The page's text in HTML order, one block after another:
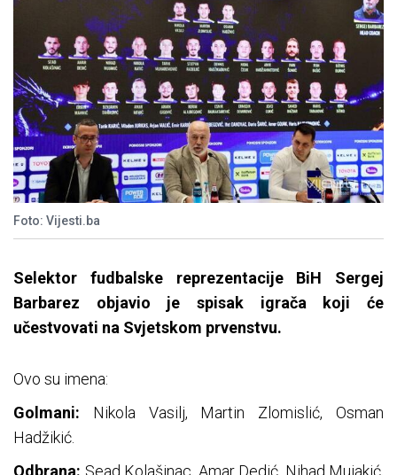
Foto: Vijesti.ba
Selektor fudbalske reprezentacije BiH Sergej
Barbarez objavio je spisak igrača koji će
učestvovati na Svjetskom prvenstvu.
Ovo su imena:
Golmani: Nikola Vasilj, Martin Zlomislić, Osman
Hadžikić.
Odbrana: Sead Kolašinac, Amar Dedić, Nihad Mujakić,